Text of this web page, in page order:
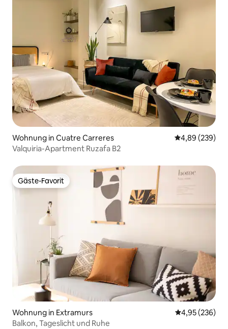
Wohnung in Cuatre Carreres
4,89 (239)
Valquiria-Apartment Ruzafa B2
Gäste-Favorit
Gäste-Favorit
Wohnung in Extramurs
4,95 (236)
Balkon, Tageslicht und Ruhe